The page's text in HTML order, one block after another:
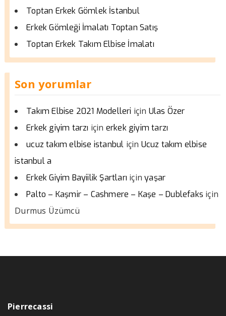
Toptan Erkek Gömlek İstanbul
Erkek Gömleği İmalatı Toptan Satış
Toptan Erkek Takım Elbise İmalatı
Son yorumlar
Takım Elbise 2021 Modelleri için Ulas Özer
Erkek giyim tarzı için erkek giyim tarzı
ucuz takım elbise istanbul için Ucuz takım elbise
istanbul a
Erkek Giyim Bayiilik Şartları içinyaşar
Palto – Kaşmir – Cashmere – Kaşe – Dublefaks için
Durmus Üzümcü
Pierrecassi